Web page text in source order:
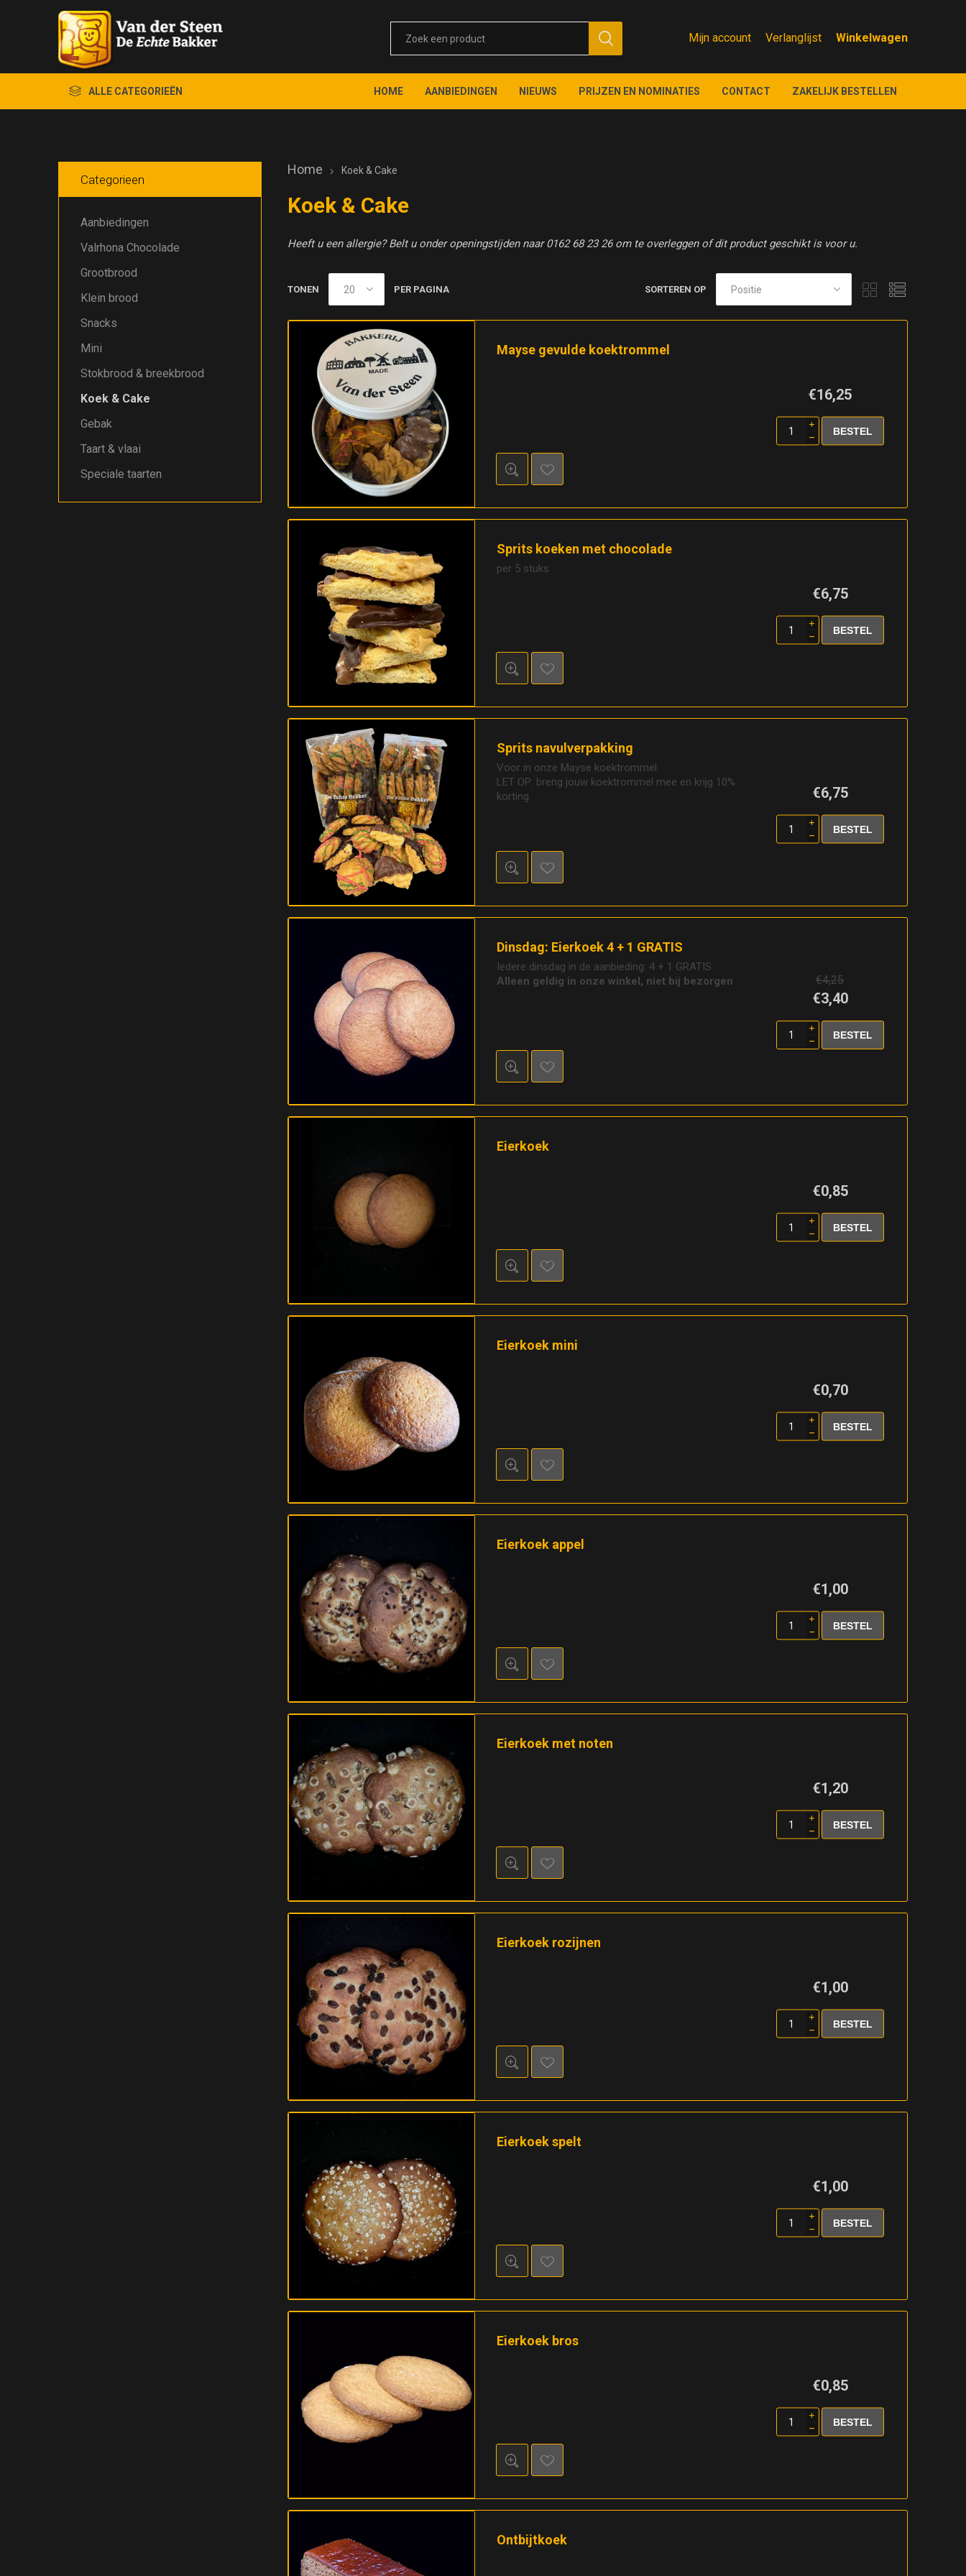
Mijn account Verlanglijst
ALLE CATEGORIEËN HOME AANBIEDINGEN NIEUWS PRIJZEN EN NOMINATIES CONTACT ZAKELIJK BESTELLEN
Home Koek & Cake
Koek & Cake
Heeft u een allergie? Belt u onder openingstijden naar 0162 68 23 26 om te overleggen of dit product geschikt is voor u.
SORTEREN OP
TONEN PER PAGINA
Mayse gevulde koektrommel
€16,25
i
h
Sprits koeken met chocolade
per 5 stuks
€6,75
i
h
Sprits navulverpakking
Voor in onze Mayse koektrommel
LET OP: breng jouw koektrommel mee en krijg 10%
korting
€6,75
i
h
Dinsdag: Eierkoek 4 + 1 GRATIS
Iedere dinsdag in de aanbieding: 4 + 1 GRATIS.
Alleen geldig in onze winkel, niet bij bezorgen
€4,25
€3,40
i
h
Eierkoek
€0,85
i
h
Eierkoek mini
€0,70
i
h
Eierkoek appel
€1,00
i
h
Eierkoek met noten
€1,20
i
h
Eierkoek rozijnen
€1,00
i
h
Eierkoek spelt
€1,00
i
h
Eierkoek bros
€0,85
i
h
Ontbijtkoek
Categorieen
Aanbiedingen
Valrhona Chocolade
Grootbrood
Klein brood
Snacks
Mini
Stokbrood & breekbrood
Koek & Cake
Gebak
Taart & vlaai
Speciale taarten